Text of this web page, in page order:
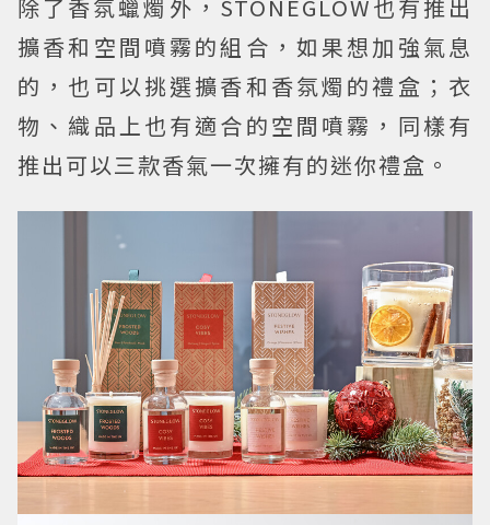
除了香氛蠟燭外，STONEGLOW也有推出
擴香和空間噴霧的組合，如果想加強氣息
的，也可以挑選擴香和香氛燭的禮盒；衣
物、織品上也有適合的空間噴霧，同樣有
推出可以三款香氣一次擁有的迷你禮盒。